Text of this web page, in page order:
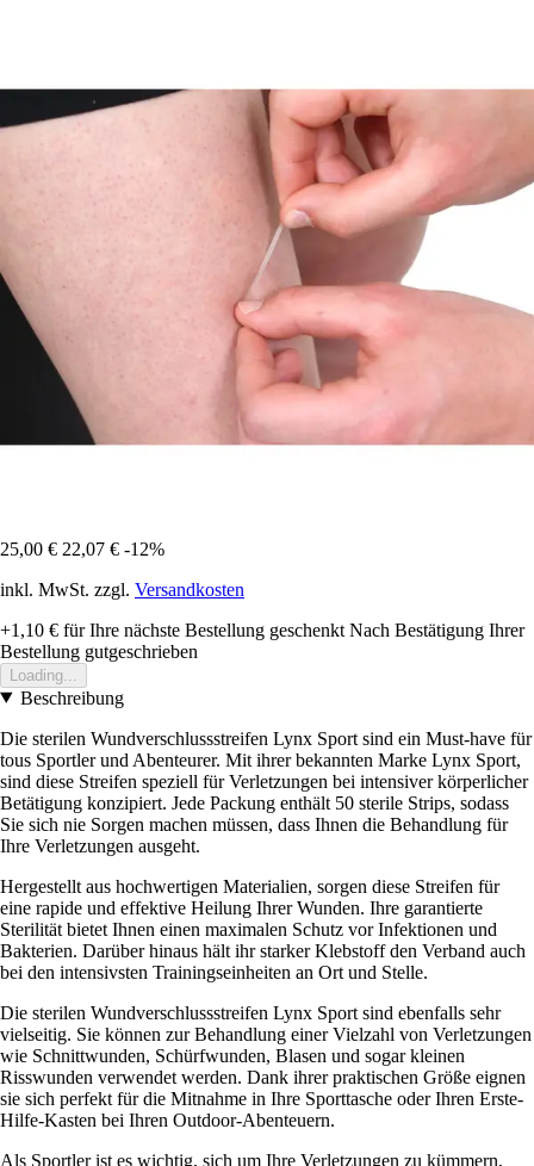
25,00 € 22,07 € -12%
inkl. MwSt. zzgl. Versandkosten
+1,10 € für Ihre nächste Bestellung geschenkt Nach Bestätigung Ihrer
Bestellung gutgeschrieben
Loading...
Beschreibung
Die sterilen Wundverschlussstreifen Lynx Sport sind ein Must-have für
tous Sportler und Abenteurer. Mit ihrer bekannten Marke Lynx Sport,
sind diese Streifen speziell für Verletzungen bei intensiver körperlicher
Betätigung konzipiert. Jede Packung enthält 50 sterile Strips, sodass
Sie sich nie Sorgen machen müssen, dass Ihnen die Behandlung für
Ihre Verletzungen ausgeht.
Hergestellt aus hochwertigen Materialien, sorgen diese Streifen für
eine rapide und effektive Heilung Ihrer Wunden. Ihre garantierte
Sterilität bietet Ihnen einen maximalen Schutz vor Infektionen und
Bakterien. Darüber hinaus hält ihr starker Klebstoff den Verband auch
bei den intensivsten Trainingseinheiten an Ort und Stelle.
Die sterilen Wundverschlussstreifen Lynx Sport sind ebenfalls sehr
vielseitig. Sie können zur Behandlung einer Vielzahl von Verletzungen
wie Schnittwunden, Schürfwunden, Blasen und sogar kleinen
Risswunden verwendet werden. Dank ihrer praktischen Größe eignen
sie sich perfekt für die Mitnahme in Ihre Sporttasche oder Ihren Erste-
Hilfe-Kasten bei Ihren Outdoor-Abenteuern.
Als Sportler ist es wichtig, sich um Ihre Verletzungen zu kümmern,